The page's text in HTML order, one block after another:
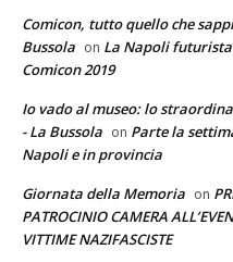
Comicon, tutto quello che
Bussola on La Napoli
Comicon 2019
Io vado al museo: lo
- La Bussola on Parte la
Napoli e in provincia
Giornata della Memoria on
PATROCINIO CAMERA
VITTIME NAZIFASCISTE